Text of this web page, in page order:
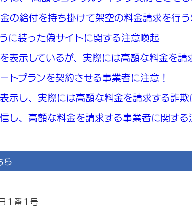
の給付を持ち掛けて架空の料金請求を行
に装った偽サイトに関する注意喚起
表示しているが、実際には高額な料金を
トプランを契約させる事業者に注意！
示し、実際には高額な料金を請求する詐欺
し、高額な料金を請求する事業者に関する
ら
１番１号